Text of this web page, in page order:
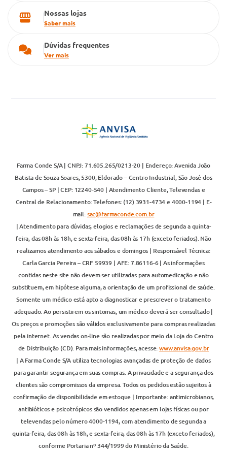
Nossas lojas
Saber mais
Dúvidas frequentes
Ver mais
Farma Conde S/A | CNPJ: 71.605.265/0213-20 | Endereço: Avenida João
Batista de Souza Soares, 5300, Eldorado – Centro Industrial, São José dos
Campos – SP | CEP: 12240-540 | Atendimento Cliente, Televendas e
Central de Relacionamento: Telefones: (12) 3931-4734 e 4000-1194 | E-
mail:sac@farmaconde.com.br
| Atendimento para dúvidas, elogios e reclamações de segunda a quinta-
feira, das 08h às 18h, e sexta-feira, das 08h às 17h (exceto feriados). Não
realizamos atendimento aos sábados e domingos | Responsável Técnica:
Carla Garcia Pereira – CRF 59939 | AFE: 7.86116-6 | As informações
contidas neste site não devem ser utilizadas para automedicação e não
substituem, em hipótese alguma, a orientação de um profissional de saúde.
Somente um médico está apto a diagnosticar e prescrever o tratamento
adequado. Ao persistirem os sintomas, um médico deverá ser consultado |
Os preços e promoções são válidos exclusivamente para compras realizadas
pela internet. As vendas on-line são realizadas por meio da Loja do Centro
de Distribuição (CD). Para mais informações, acesse:www.anvisa.gov.br
| A Farma Conde S/A utiliza tecnologias avançadas de proteção de dados
para garantir segurança em suas compras. A privacidade e a segurança dos
clientes são compromissos da empresa. Todos os pedidos estão sujeitos à
confirmação de disponibilidade em estoque | Importante: antimicrobianos,
antibióticos e psicotrópicos são vendidos apenas em lojas físicas ou por
televendas pelo número 4000-1194, com atendimento de segunda a
quinta-feira, das 08h às 18h, e sexta-feira, das 08h às 17h (exceto feriados),
conforme Portaria nº 344/1999 do Ministério da Saúde.